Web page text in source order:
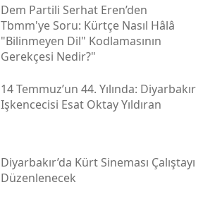
Dem Partili Serhat Eren’den
Tbmm'ye Soru: Kürtçe Nasıl Hâlâ
"bilinmeyen Dil" Kodlamasının
Gerekçesi Nedir?"
14 Temmuz’un 44. Yılında: Diyarbakır
Işkencecisi Esat Oktay Yıldıran
Diyarbakır’da Kürt Sineması Çalıştayı
Düzenlenecek